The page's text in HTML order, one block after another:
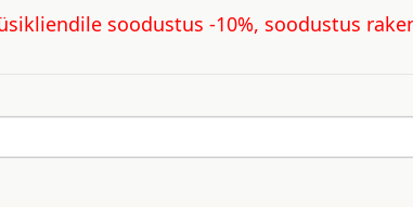
soodustus -10%, soodustus